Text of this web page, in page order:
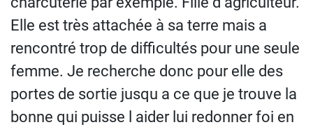
Elle est très attachée à sa terre mais a
rencontré trop de difficultés pour une seule
femme. Je recherche donc pour elle des
portes de sortie jusqu a ce que je trouve la
bonne qui puisse l aider lui redonner foi en